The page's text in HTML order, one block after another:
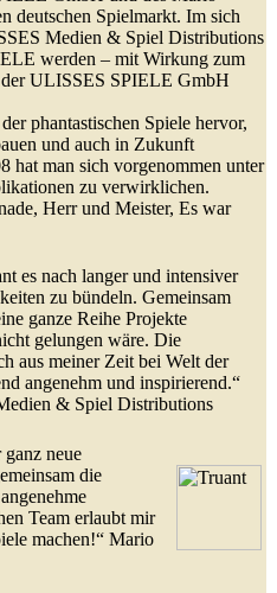
deutschen Spielmarkt. Im sich
Medien & Spiel Distributions
werden – mit Wirkung zum
ULISSES SPIELE GmbH
phantastischen Spiele hervor,
und auch in Zukunft
hat man sich vorgenommen unter
zu verwirklichen.
Herr und Meister, Es war
es nach langer und intensiver
zu bündeln. Gemeinsam
ganze Reihe Projekte
gelungen wäre. Die
aus meiner Zeit bei Welt der
angenehm und inspirierend.“
& Spiel Distributions
neue
die
Team erlaubt mir
machen!“ Mario